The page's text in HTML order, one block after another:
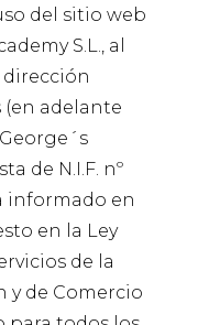
del sitio web
S.L., al
dirección
(en adelante
de N.I.F. nº
informado en
en la Ley
de la
y de Comercio